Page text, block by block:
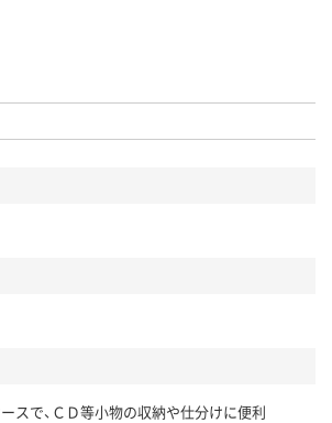
スで、ＣＤ等小物の収納や仕分けに便利